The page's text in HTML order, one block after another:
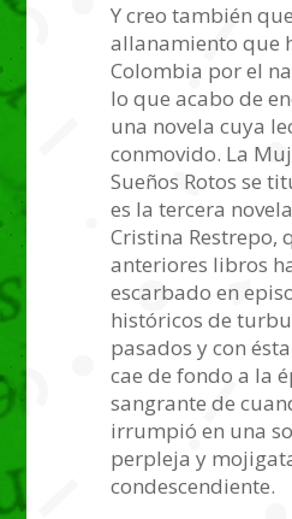
Y creo también
allanamiento que
Colombia por el
lo que acabo de
una novela cuya
conmovido. La
Sueños Rotos se
es la tercera
Cristina Restrepo,
anteriores libros
escarbado en
históricos de
pasados y con
cae de fondo a la
sangrante de
irrumpió en una
perpleja y
condescendiente.